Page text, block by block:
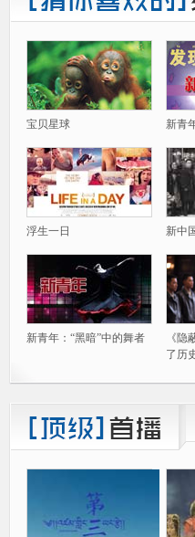
宝贝星球 新青
浮生一日 新中
新青年：“黑暗”中的舞者
《
了历